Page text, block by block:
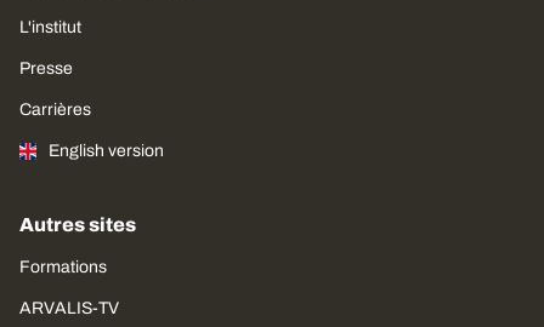
L'institut
Presse
Carrières
English version
Autres sites
Formations
ARVALIS-TV